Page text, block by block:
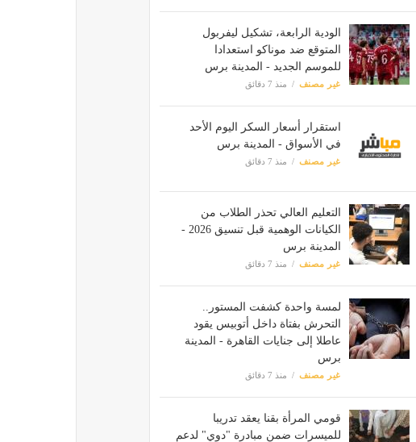
الودية الرابعة، تشكيل ليفربول
المتوقع ضد موناكو استعدادا
للموسم الجديد - المدينة برس
غير مصنف منذ 7 دقائق
استقرار أسعار السكر اليوم الأحد
في الأسواق - المدينة برس
غير مصنف منذ 7 دقائق
التعليم العالي تحذر الطلاب من
الكيانات الوهمية قبل تنسيق 2026 -
المدينة برس
غير مصنف منذ 7 دقائق
لمسة واحدة كشفت المستور..
التحرش بفتاة داخل أتوبيس يقود
عاطلا إلى جنايات القاهرة - المدينة
برس
غير مصنف منذ 7 دقائق
قومي المرأة بقنا يعقد تدريبا
للميسرات ضمن مبادرة "دوي" لدعم